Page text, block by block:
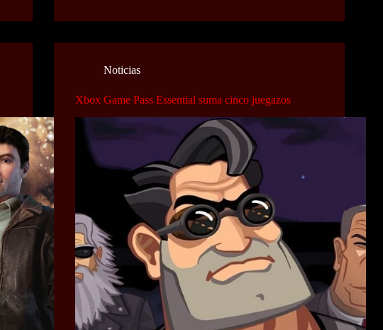
Noticias
Xbox Game Pass Essential suma cinco juegazos